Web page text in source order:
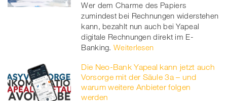
Wer dem Charme des Papiers
zumindest bei Rechnungen widerstehen
kann, bezahlt nun auch bei Yapeal
digitale Rechnungen direkt im E-
Banking.Weiterlesen
Die Neo-Bank Yapeal kann jetzt auch
Vorsorge mit der Säule 3a – und
warum weitere Anbieter folgen
werden